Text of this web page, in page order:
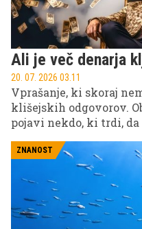
Ali je več denarja
20. 07. 2026 03.11
Vprašanje, ki skoraj
klišejskih odgovorov.
pojavi nekdo, ki trdi,
pri kateri izginejo vsi
ZNANOST